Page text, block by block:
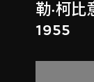
勒·柯比
1955